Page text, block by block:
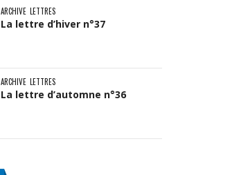
ARCHIVE LETTRES
La lettre d’hiver n°37
ARCHIVE LETTRES
La lettre d’automne n°36